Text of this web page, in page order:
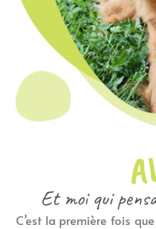
Et moi qui
C’est la première fois